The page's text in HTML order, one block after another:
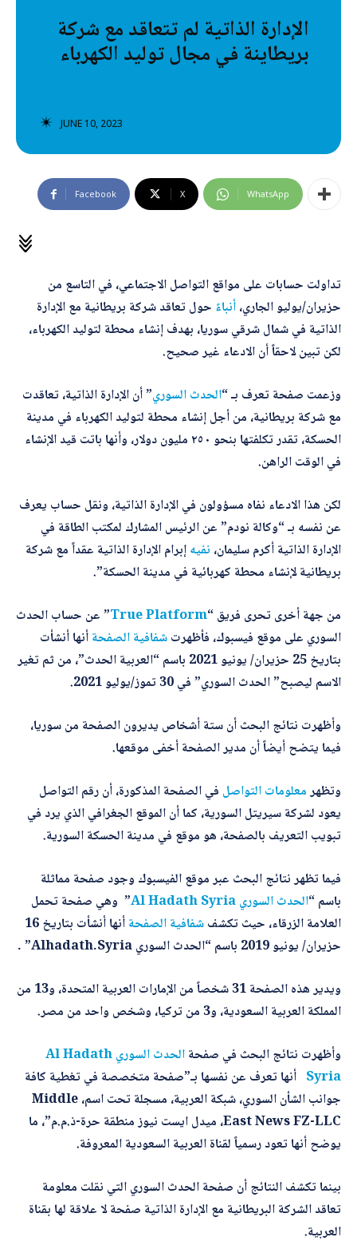
تصنيفات إضافية
المعلومات الخاطئة
تحقق
رئيسية
الموضوع*
التصحيح*
الإدارة الذاتية لم تتعاقد مع شركة
بريطاينة في مجال توليد الكهرباء
JUNE 10, 2023
Facebook X WhatsApp
تداولت حسابات على مواقع التواصل الاجتماعي، في التاسع من
حزيران/يوليو الجاري،أنباءً حول تعاقد شركة بريطانية مع الإدارة
الذاتية في شمال شرقي سوريا، بهدف إنشاء محطة لتوليد الكهرباء،
لكن تبين لاحقاً أن الادعاء غير صحيح.
وزعمت صفحة تعرف بـ “الحدث السوري” أن الإدارة الذاتية، تعاقدت
مع شركة بريطانية، من أجل إنشاء محطة لتوليد الكهرباء في مدينة
الحسكة، تقدر تكلفتها بنحو ٢٥٠ مليون دولار، وأنها باتت قيد الإنشاء
في الوقت الراهن.
لكن هذا الادعاء نفاه مسؤولون في الإدارة الذاتية، ونقل حساب يعرف
عن نفسه بـ “وكالة نودم” عن الرئيس المشارك لمكتب الطاقة في
الإدارة الذاتية أكرم سليمان، نفيهإبرام الإدارة الذاتية عقداً مع شركة
بريطانية لإنشاء محطة كهربائية في مدينة الحسكة”.
من جهة أخرى تحرى فريق “True Platform” عن حساب الحدث
السوري على موقع فيسبوك، فأظهرتشفافية الصفحةأنها أنشأت
بتاريخ 25 حزيران/ يونيو 2021 باسم “العربية الحدث”، من ثم تغير
الاسم ليصبح” الحدث السوري” في 30 تموز/يوليو 2021.
وأظهرت نتائج البحث أن ستة أشخاص يديرون الصفحة من سوريا،
فيما يتضح أيضاً أن مدير الصفحة أخفى موقعها.
وتظهرمعلومات التواصل في الصفحة المذكورة، أن رقم التواصل
يعود لشركة سيريتل السورية، كما أن الموقع الجغرافي الذي يرد في
تبويب التعريف بالصفحة، هو موقع في مدينة الحسكة السورية.
فيما تظهر نتائج البحث عبر موقع الفيسبوك وجود صفحة مماثلة
باسم “الحدث السوري Al Hadath Syria
” وهي صفحة تحمل
العلامة الزرقاء، حيث تكشفشفافية الصفحة
أنها أنشأت بتاريخ 16
حزيران/ يونيو 2019 باسم “الحدث السوري Alhadath.Syria” .
ويدير هذه الصفحة 31 شخصاً من الإمارات العربية المتحدة، و13 من
المملكة العربية السعودية، و3 من تركيا، وشخص واحد من مصر.
وأظهرت نتائج البحث في صفحة
الحدث السوري Al Hadath
Syria أنها تعرف عن نفسها بـ”صفحة متخصصة في تغطية كافة
جوانب الشأن السوري، شبكة العربية، مسجلة تحت اسم، Middle
East News FZ-LLC، ميدل ايست نيوز منطقة حرة-ذ.م.م”، ما
يوضح أنها تعود رسمياً لقناة العربية السعودية المعروفة.
بينما تكشف النتائج أن صفحة الحدث السوري التي نقلت معلومة
تعاقد الشركة البريطانية مع الإدارة الذاتية صفحة لا علاقة لها بقناة
العربية.